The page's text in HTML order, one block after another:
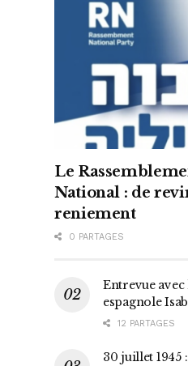
Le
National : de
reniement
0 PARTAGES
Entrevue
espagnole
12 PARTAGES
30 juillet 1945